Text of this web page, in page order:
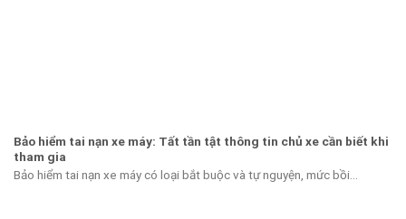
Bảo hiểm tai nạn xe máy: Tất tần tật thông tin chủ xe cần biết khi
tham gia
Bảo hiểm tai nạn xe máy có loại bắt buộc và tự nguyện, mức bồi...